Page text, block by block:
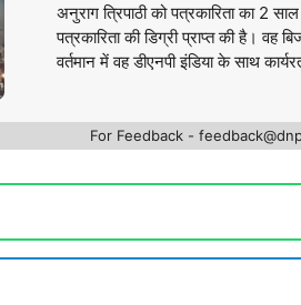
अनुराग त्रिपाठी को पत्रकारिता का 2
पत्रकारिता की डिग्री प्राप्त की है। वह
वर्तमान में वह डीएनपी इंडिया के साथ
For Feedback -